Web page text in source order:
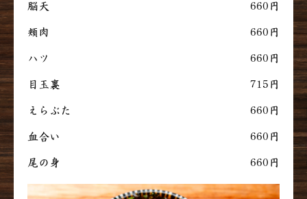
脳天 660円
頬肉 660円
ハツ 660円
目玉裏 715円
えらぶた 660円
血合い 660円
尾の身 660円